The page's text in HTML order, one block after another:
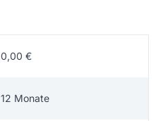
0,00 €
12 Monate